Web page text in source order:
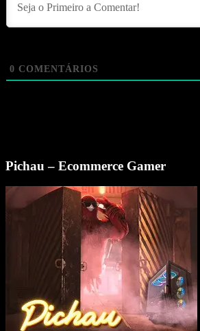
0 COMENTÁRIOS
Pichau – Ecommerce Gamer